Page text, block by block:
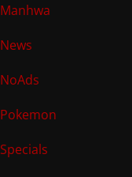
Manhwa
News
NoAds
Pokemon
Specials